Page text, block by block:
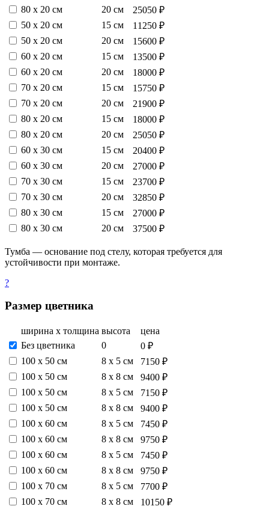
80 х 20 см
20 см
25050 ₽
50 х 20 см
15 см
11250 ₽
50 х 20 см
20 см
15600 ₽
60 х 20 см
15 см
13500 ₽
60 х 20 см
20 см
18000 ₽
70 х 20 см
15 см
15750 ₽
70 х 20 см
20 см
21900 ₽
80 х 20 см
15 см
18000 ₽
80 х 20 см
20 см
25050 ₽
60 х 30 см
15 см
20400 ₽
60 х 30 см
20 см
27000 ₽
70 х 30 см
15 см
23700 ₽
70 х 30 см
20 см
32850 ₽
80 х 30 см
15 см
27000 ₽
80 х 30 см
20 см 37500 ₽
Тумба — основание под стелу, которая требуется для
устойчивости при монтаже.
?
Размер цветника
ширина х толщина высота
цена
Без цветника
0
0 ₽
100 х 50 см
8 х 5 см
7150 ₽
100 х 50 см
8 х 8 см
9400 ₽
100 х 50 см
8 х 5 см
7150 ₽
100 х 50 см
8 х 8 см
9400 ₽
100 х 60 см
8 х 5 см
7450 ₽
100 х 60 см
8 х 8 см
9750 ₽
100 х 60 см
8 х 5 см
7450 ₽
100 х 60 см
8 х 8 см
9750 ₽
100 х 70 см
8 х 5 см
7700 ₽
100 х 70 см
8 х 8 см
10150 ₽